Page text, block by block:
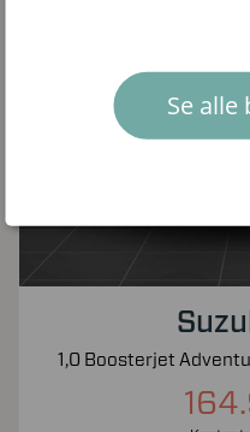
1,0 Boosterjet
Se